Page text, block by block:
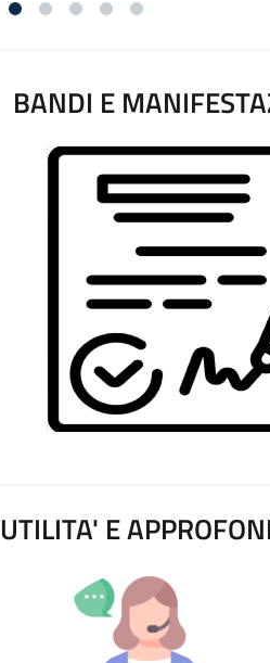
BANDI E
UTILITA' E